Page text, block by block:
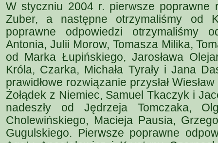
W styczniu 2004 r. pierwsze poprawne
Zuber, a następne otrzymaliśmy od
poprawne odpowiedzi otrzymaliśmy
Antonia, Julii Morow, Tomasza Milika,
od Marka Łupińskiego, Jarosława
Króla, Czarka, Michała Tyrały i Jana
prawidłowe rozwiązanie przysłał
Żołądek z Niemiec, Samuel Tkaczyk i
nadeszły od Jędrzeja Tomczaka,
Cholewińskiego, Macieja Pausia,
Gugulskiego. Pierwsze poprawne